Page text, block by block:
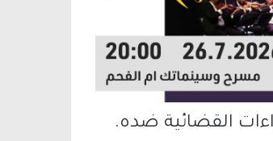
القضائية ضده.